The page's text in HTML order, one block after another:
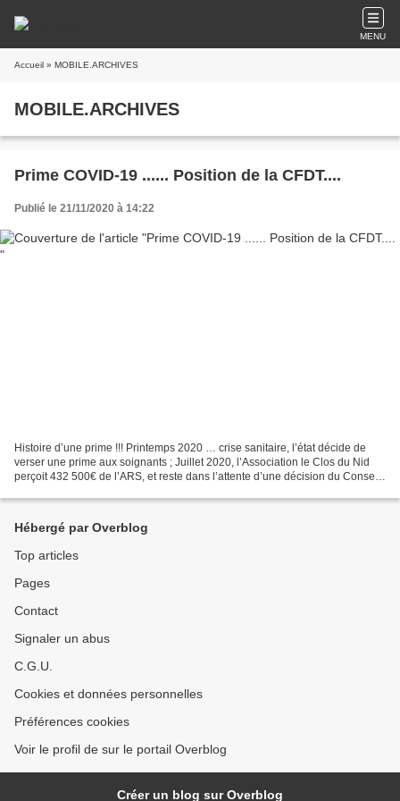
MENU
Accueil » MOBILE.ARCHIVES
MOBILE.ARCHIVES
Prime COVID-19 ...... Position de la CFDT....
Publié le 21/11/2020 à 14:22
Histoire d’une prime !!! Printemps 2020 … crise sanitaire, l’état décide de
verser une prime aux soignants ; Juillet 2020, l’Association le Clos du Nid
perçoit 432 500€ de l’ARS, et reste dans l’attente d’une décision du Conseil
Hébergé par Overblog
Top articles
Pages
Contact
Signaler un abus
C.G.U.
Cookies et données personnelles
Préférences cookies
Voir le profil de sur le portail Overblog
Créer un blog sur Overblog